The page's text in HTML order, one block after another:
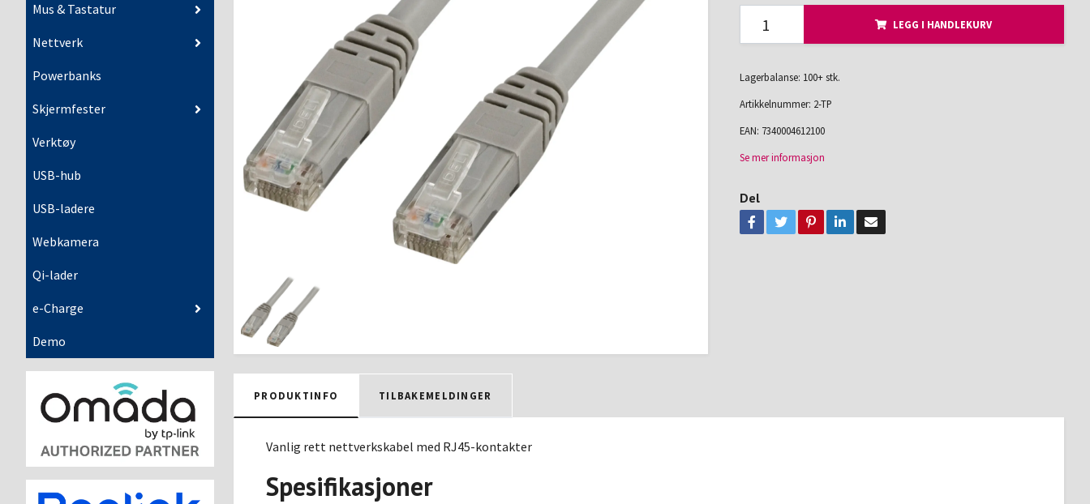
Mus & Tastatur
Nettverk
Powerbanks
Skjermfester
Verktøy
USB-hub
USB-ladere
Webkamera
Qi-lader
e-Charge
Demo
LEGG I HANDLEKURV
Lagerbalanse: 100+ stk.
Artikkelnummer: 2-TP
EAN: 7340004612100
Se mer informasjon
Del
PRODUKTINFO TILBAKEMELDINGER
Vanlig rett nettverkskabel med RJ45-kontakter
Spesifikasjoner